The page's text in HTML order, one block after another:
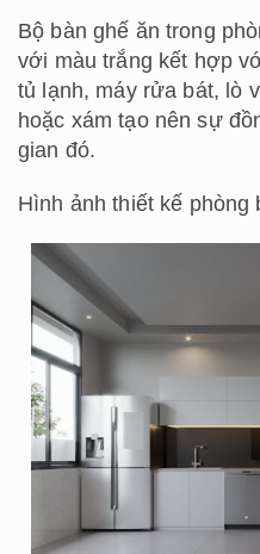
Bộ bàn ghế ăn trong
với màu trắng kết hợp
tủ lạnh, máy rửa bát, lò
hoặc xám tạo nên sự
gian đó.
Hình ảnh thiết kế phòng